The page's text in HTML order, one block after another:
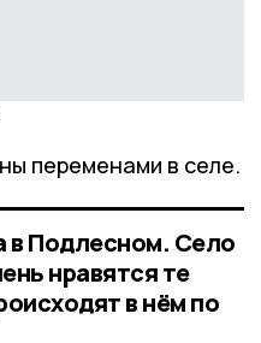
переменами в селе.
в Подлесном. Село
нравятся те
в нём по